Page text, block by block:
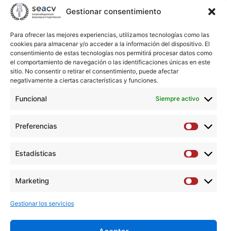
Gestionar consentimiento
Para ofrecer las mejores experiencias, utilizamos tecnologías como las
cookies para almacenar y/o acceder a la información del dispositivo. El
consentimiento de estas tecnologías nos permitirá procesar datos como
el comportamiento de navegación o las identificaciones únicas en este
sitio. No consentir o retirar el consentimiento, puede afectar
negativamente a ciertas características y funciones.
Funcional Siempre activo
Preferencias
Estadísticas
Marketing
Gestionar los servicios
Más
información
Exportación + iCal /
todo el día
LOCALIZACIÓN
Santiago de
Compostela